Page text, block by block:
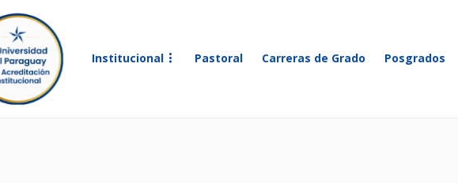
Institucional Pastoral Carreras de Grado Posgrados